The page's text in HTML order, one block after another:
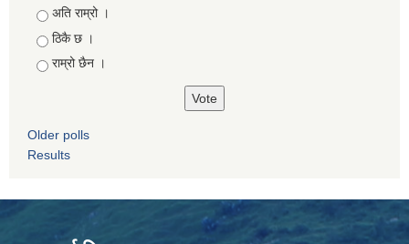
Choices
अति राम्रो ।
ठिकै छ ।
राम्रो छैन ।
Older polls
Results